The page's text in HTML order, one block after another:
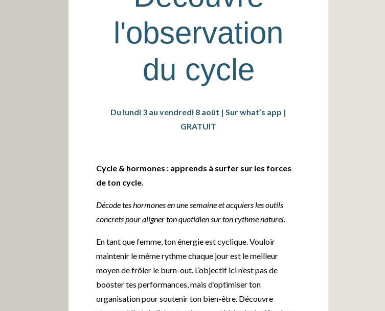
l'observation
du cycle
Du lundi 3 au vendredi 8 août | Sur what’s app |
GRATUIT
Cycle & hormones : apprends à surfer sur les forces
de ton cycle.
Décode tes hormones en une semaine et acquiers les outils
concrets pour aligner ton quotidien sur ton rythme naturel.
En tant que femme, ton énergie est cyclique. Vouloir
maintenir le même rythme chaque jour est le meilleur
moyen de frôler le burn-out. L’objectif ici n’est pas de
booster tes performances, mais d’optimiser ton
organisation pour soutenir ton bien-être. Découvre